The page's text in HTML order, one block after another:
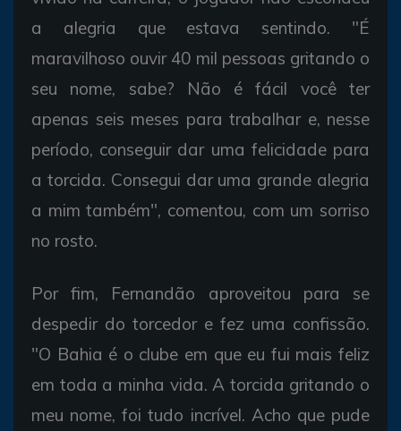
a alegria que estava sentindo. "É
maravilhoso ouvir 40 mil pessoas gritando o
seu nome, sabe? Não é fácil você ter
apenas seis meses para trabalhar e, nesse
período, conseguir dar uma felicidade para
a torcida. Consegui dar uma grande alegria
a mim também", comentou, com um sorriso
no rosto.
Por fim, Fernandão aproveitou para se
despedir do torcedor e fez uma confissão.
"O Bahia é o clube em que eu fui mais feliz
em toda a minha vida. A torcida gritando o
meu nome, foi tudo incrível. Acho que pude